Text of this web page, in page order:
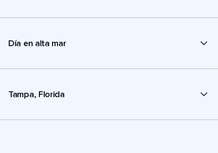
Día en alta mar
Tampa, Florida